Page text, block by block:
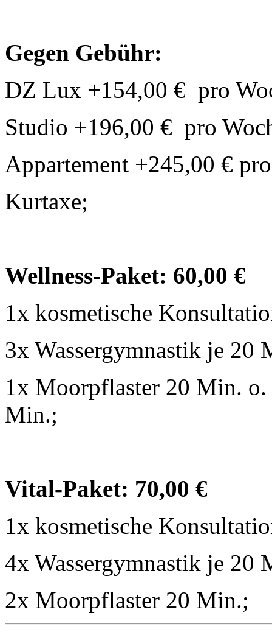
Gegen Gebühr:
DZ Lux +154,00 € pro
Studio +196,00 € pro
Appartement +245,00 €
Kurtaxe;
Wellness-Paket: 60,00 €
1x kosmetische
3x Wassergymnastik je 20
1x Moorpflaster 20 Min. o.
Min.;
Vital-Paket: 70,00 €
1x kosmetische
4x Wassergymnastik je 20
2x Moorpflaster 20 Min.;